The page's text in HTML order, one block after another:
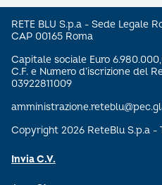
RETE BLU S.p.a - Sede Legale
CAP 00165 Roma
Capitale sociale Euro
C.F. e Numero d’iscrizione del
03922811009
Copyright 2026 ReteBlu S.p.a
Invia C.V.